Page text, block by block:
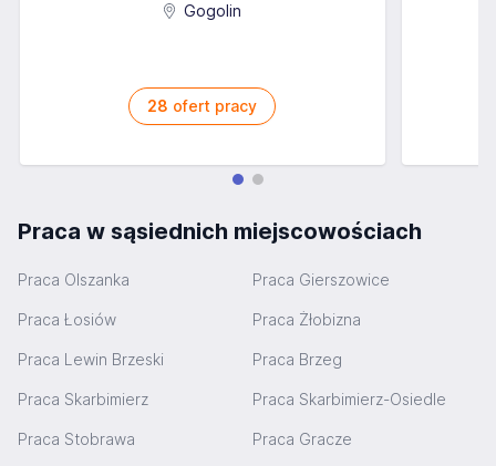
Gogolin
28 ofert pracy
Praca w sąsiednich miejscowościach
Praca Olszanka Praca Gierszowice
Praca Łosiów Praca Żłobizna
Praca Lewin Brzeski Praca Brzeg
Praca Skarbimierz Praca Skarbimierz-Osiedle
Praca Stobrawa Praca Gracze